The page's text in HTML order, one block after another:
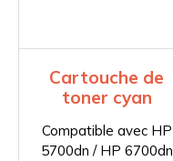
Cartouche de
toner cyan
Compatible avec HP
5700dn / HP 6700dn